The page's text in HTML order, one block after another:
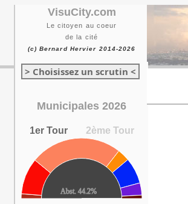
VisuCity.com
Le citoyen au coeur
de la cité
(c) Bernard Hervier 2014-2026
> Choisissez un scrutin <
Municipales 2026
1er Tour 2ème Tour